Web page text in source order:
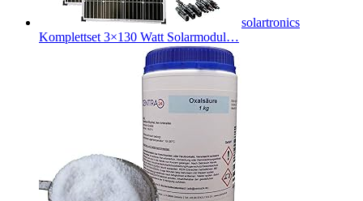
solartronics
Komplettset 3×130 Watt Solarmodul…